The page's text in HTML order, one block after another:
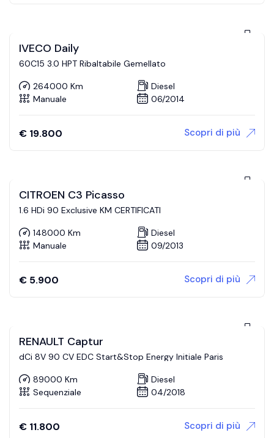
IVECO Daily
60C15 3.0 HPT Ribaltabile Gemellato
264000 Km
Diesel
Manuale
06/2014
€ 19.800 Scopri di più
CITROEN C3 Picasso
1.6 HDi 90 Exclusive KM CERTIFICATI
148000 Km
Diesel
Manuale
09/2013
€ 5.900 Scopri di più
RENAULT Captur
dCi 8V 90 CV EDC Start&Stop Energy Initiale Paris
89000 Km
Diesel
Sequenziale
04/2018
€ 11.800 Scopri di più